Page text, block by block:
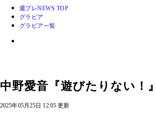
週プレNEWS TOP
グラビア
グラビア一覧
中野愛音『遊びたりない！』
2025年05月25日 12:05 更新